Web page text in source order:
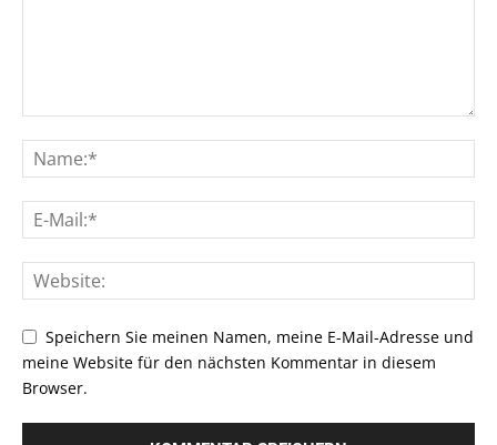
Speichern Sie meinen Namen, meine E-Mail-Adresse und
meine Website für den nächsten Kommentar in diesem
Browser.